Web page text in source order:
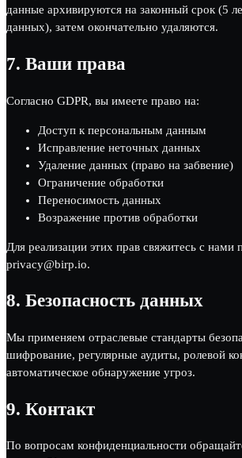
данные архивируются на законный срок (5
данных), затем окончательно удаляются.
7. Ваши права
Согласно GDPR, вы имеете право на:
Доступ к персональным данным
Исправление неточных данных
Удаление данных (право на забвение)
Ограничение обработки
Переносимость данных
Возражение против обработки
Для реализации этих прав свяжитесь с нами
privacy@birp.io.
8. Безопасность данных
Мы применяем отраслевые стандарты
шифрование, регулярные аудиты, ролевой
автоматическое обнаружение угроз.
9. Контакт
По вопросам конфиденциальности